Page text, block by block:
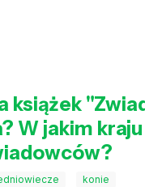
książek
W jakim
konie